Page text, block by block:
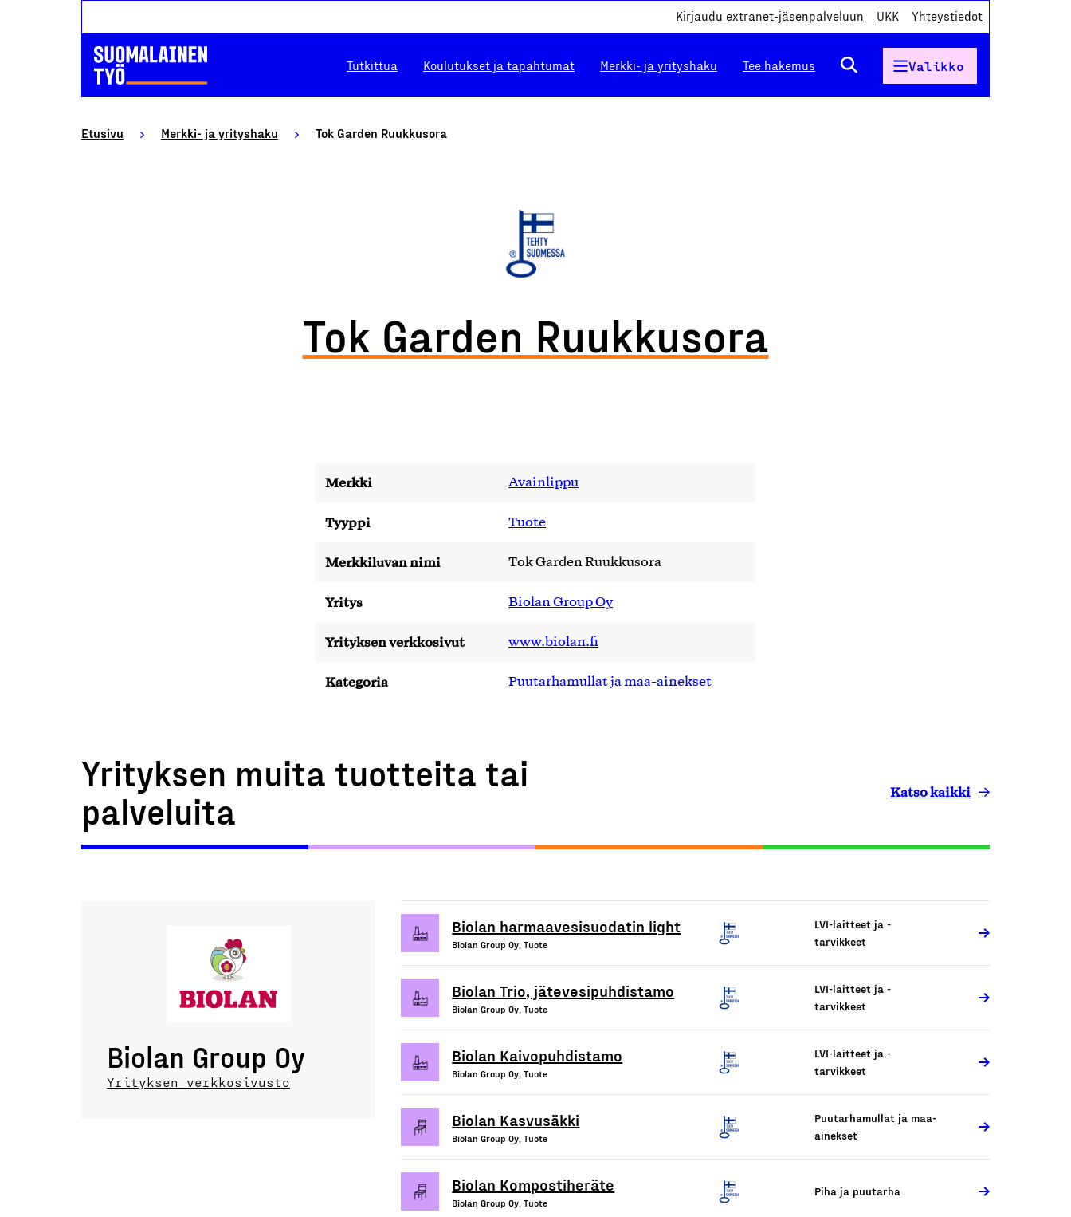
Kirjaudu extranet-jäsenpalveluun UKK Yhteystiedot
Tutkittua Koulutukset ja tapahtumat Merkki- ja yrityshaku Tee hakemus Valikko
Etusivu Merkki- ja yrityshaku Tok Garden Ruukkusora
Tok Garden Ruukkusora
Merkki Avainlippu
Tyyppi Tuote
Merkkiluvan nimi Tok Garden Ruukkusora
Yritys Biolan Group Oy
Yrityksen verkkosivut www.biolan.fi
Kategoria Puutarhamullat ja maa-ainekset
Yrityksen muita tuotteita tai
palveluita
Katso kaikki
Biolan Group Oy
Yrityksen verkkosivusto
Biolan harmaavesisuodatin light
Biolan Group Oy, Tuote
LVI-laitteet ja -
tarvikkeet
Biolan Trio, jätevesipuhdistamo
Biolan Group Oy, Tuote
LVI-laitteet ja -
tarvikkeet
Biolan Kaivopuhdistamo
Biolan Group Oy, Tuote
LVI-laitteet ja -
tarvikkeet
Biolan Kasvusäkki
Biolan Group Oy, Tuote
Puutarhamullat ja maa-
ainekset
Biolan Kompostiheräte
Biolan Group Oy, Tuote
Piha ja puutarha